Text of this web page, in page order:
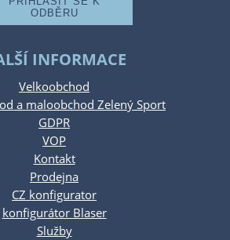
INFORMACE
Velkoobchod
a maloobchod Zelený Sport
GDPR
VOP
Kontakt
Prodejna
CZ konfigurator
konfigurátor Blaser
Služby